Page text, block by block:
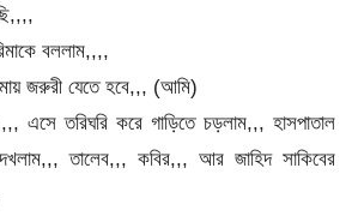
বললাম,,,,
জরুরী যেতে হবে,,, (আমি)
এসে তরিঘরি করে গাড়িতে চড়লাম,,, হাসপাতাল
তালেব,,, কবির,,, আর জাহিদ সাকিবের